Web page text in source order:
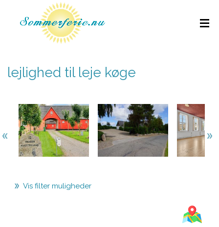
lejlighed til leje køge
Vis filter muligheder